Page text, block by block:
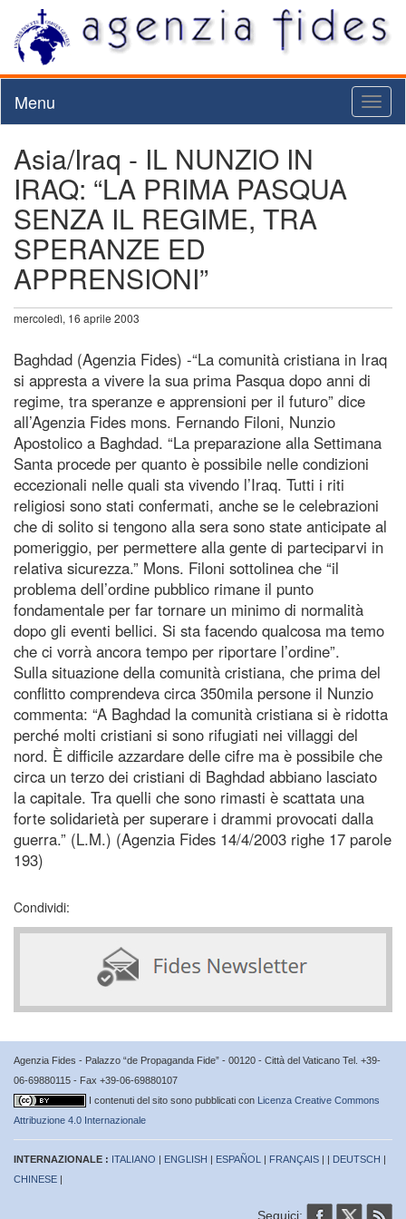
Menu
Asia/Iraq - IL NUNZIO IN
IRAQ: “LA PRIMA PASQUA
SENZA IL REGIME, TRA
SPERANZE ED
APPRENSIONI”
mercoledì, 16 aprile 2003
Baghdad (Agenzia Fides) -“La comunità cristiana in Iraq
si appresta a vivere la sua prima Pasqua dopo anni di
regime, tra speranze e apprensioni per il futuro” dice
all’Agenzia Fides mons. Fernando Filoni, Nunzio
Apostolico a Baghdad. “La preparazione alla Settimana
Santa procede per quanto è possibile nelle condizioni
eccezionali nelle quali sta vivendo l’Iraq. Tutti i riti
religiosi sono stati confermati, anche se le celebrazioni
che di solito si tengono alla sera sono state anticipate al
pomeriggio, per permettere alla gente di parteciparvi in
relativa sicurezza.” Mons. Filoni sottolinea che “il
problema dell’ordine pubblico rimane il punto
fondamentale per far tornare un minimo di normalità
dopo gli eventi bellici. Si sta facendo qualcosa ma temo
che ci vorrà ancora tempo per riportare l’ordine”.
Sulla situazione della comunità cristiana, che prima del
conflitto comprendeva circa 350mila persone il Nunzio
commenta: “A Baghdad la comunità cristiana si è ridotta
perché molti cristiani si sono rifugiati nei villaggi del
nord. È difficile azzardare delle cifre ma è possibile che
circa un terzo dei cristiani di Baghdad abbiano lasciato
la capitale. Tra quelli che sono rimasti è scattata una
forte solidarietà per superare i drammi provocati dalla
guerra.” (L.M.) (Agenzia Fides 14/4/2003 righe 17 parole
193)
Condividi:
Agenzia Fides - Palazzo “de Propaganda Fide” - 00120 - Città del Vaticano Tel. +39-
06-69880115 - Fax +39-06-69880107
I contenuti del sito sono pubblicati con Licenza Creative Commons
Attribuzione 4.0 Internazionale
INTERNAZIONALE : ITALIANO | ENGLISH | ESPAÑOL | FRANÇAIS | | DEUTSCH |
CHINESE |
Seguici: